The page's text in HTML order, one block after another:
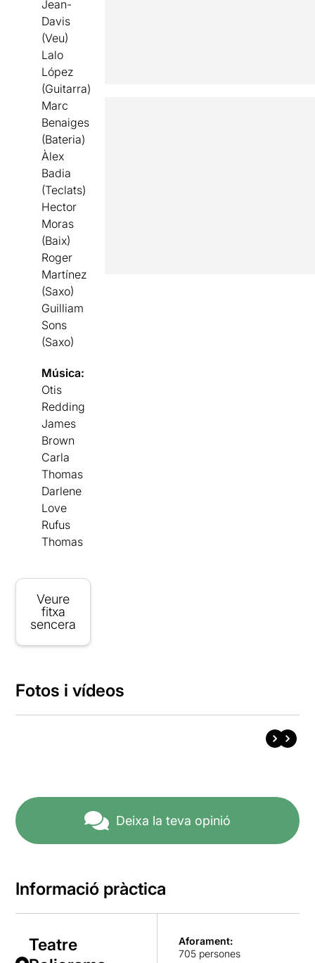
Jean-
Davis
(Veu)
Lalo
López
(Guitarra)
Marc
Benaiges
(Bateria)
Àlex
Badia
(Teclats)
Hector
Moras
(Baix)
Roger
Martínez
(Saxo)
Guilliam
Sons
(Saxo)
Música:
Otis
Redding
James
Brown
Carla
Thomas
Darlene
Love
Rufus
Thomas
Veure
fitxa
sencera
Fotos i vídeos
Deixa la teva opinió
Informació pràctica
Teatre
Aforament:
705 persones